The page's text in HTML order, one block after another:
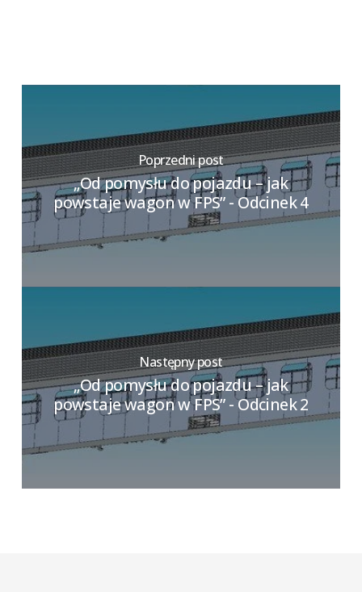
Poprzedni post
„Od pomysłu do pojazdu – jak
powstaje wagon w FPS” - Odcinek 4
Następny post
„Od pomysłu do pojazdu – jak
powstaje wagon w FPS” - Odcinek 2